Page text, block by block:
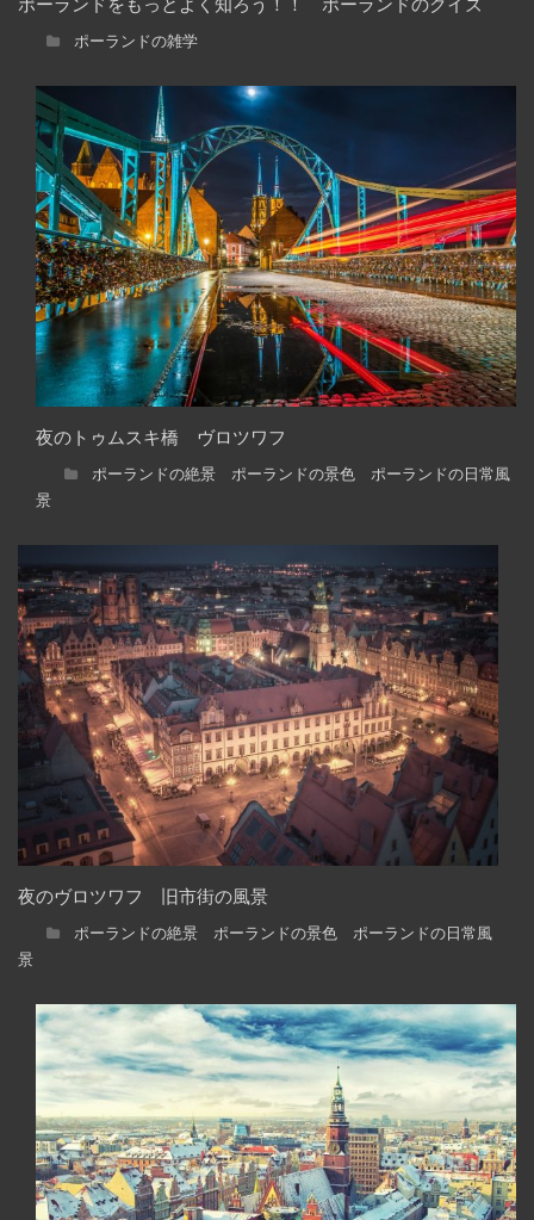
ポーランドの雑学
夜のトゥムスキ橋 ヴロツワフ
ポーランドの絶景 ポーランドの景色 ポーランドの日常風
景
夜のヴロツワフ 旧市街の風景
ポーランドの絶景 ポーランドの景色 ポーランドの日常風
景